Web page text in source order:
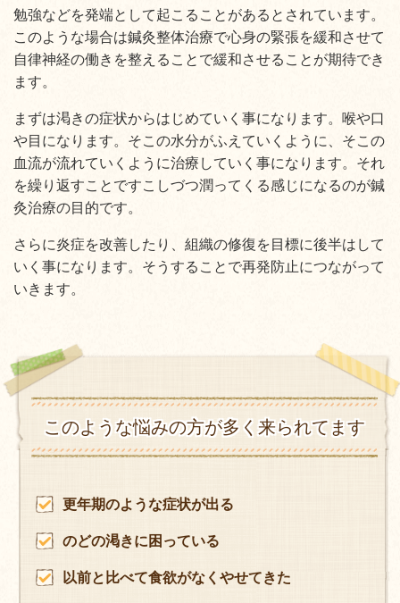
勉強などを発端として起こることがあるとされています。
このような場合は鍼灸整体治療で心身の緊張を緩和させて
自律神経の働きを整えることで緩和させることが期待でき
ます。
まずは渇きの症状からはじめていく事になります。 喉や口
や目になります。 そこの水分がふえていくように、そこの
血流が流れていくように治療していく事になります。それ
を繰り返すことですこしづつ潤ってくる感じになるのが鍼
灸治療の目的です。
さらに炎症を改善したり、組織の修復を目標に後半はして
いく事になります。 そうすることで再発防止につながって
いきます。
このような悩みの方が多く来られてます
更年期のような症状が出る
のどの渇きに困っている
以前と比べて食欲がなくやせてきた